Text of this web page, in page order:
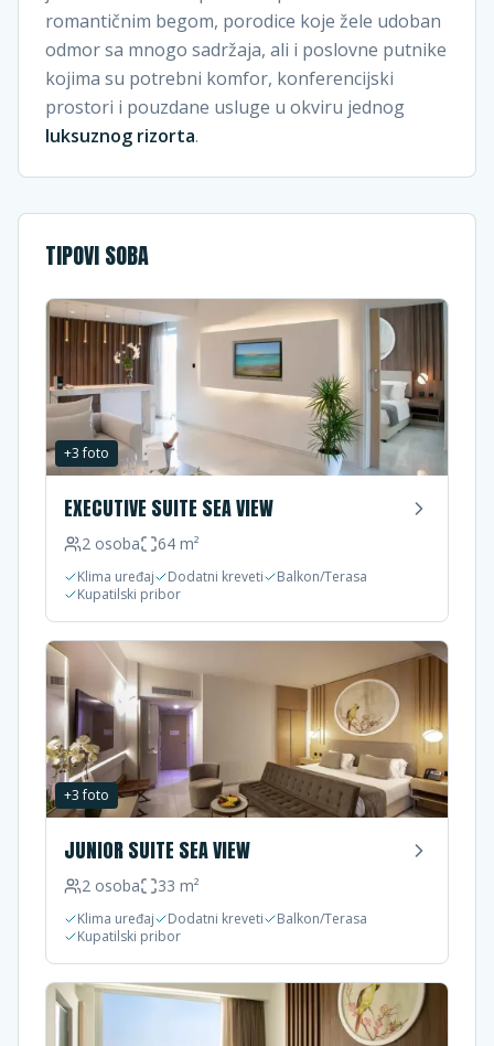
romantičnim begom, porodice koje žele udoban
odmor sa mnogo sadržaja, ali i poslovne putnike
kojima su potrebni komfor, konferencijski
prostori i pouzdane usluge u okviru jednog
luksuznog rizorta.
TIPOVI SOBA
+3foto
EXECUTIVE SUITE SEA VIEW
2 osoba 64 m²
Klima uređaj Dodatni kreveti
Balkon/Terasa
Kupatilski pribor
+3foto
JUNIOR SUITE SEA VIEW
2 osoba 33 m²
Klima uređaj Dodatni kreveti
Balkon/Terasa
Kupatilski pribor